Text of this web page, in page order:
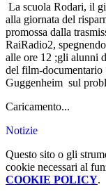
La scuola Rodari, il
alla giornata del
promossa dalla
RaiRadio2,
alle ore 12 ;gli alunni
del film-documentario
Guggenheim sul
Caricamento...
Notizie
Questo sito o gli
cookie necessari al
COOKIE POLICY.